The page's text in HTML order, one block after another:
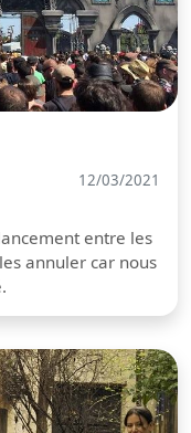
12/03/2021
entre les
annuler car nous